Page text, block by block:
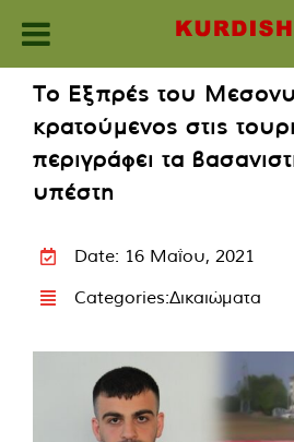
content
Το Εξπρές του
κρατούμενος στις
περιγράφει τα
υπέστη
Date: 16 Μαΐου, 2021
Categories:Δικαιώματα